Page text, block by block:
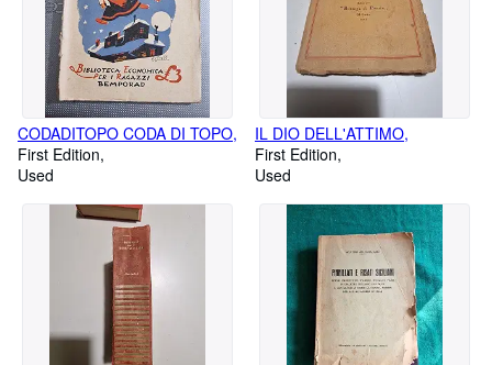
CODADITOPO CODA DI TOPO,
First Edition
Used
IL DIO DELL'ATTIMO,
First Edition
Used